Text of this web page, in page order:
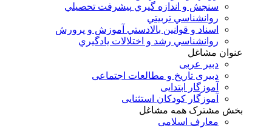
سنجش و اندازه گيري پيشرفت تحصيلي
روانشناسي تربيتي
اسناد و قوانين بالادستي آموزش و پرورش
روانشناسي رشد و اختلالات يادگيري
عنوان مشاغل
دبير عربی
دبیری تاریخ و مطالعات اجتماعی
آموزگار ابتدایی
آموزگار کودکان استثنایی
بخش مشترک همه مشاغل
معارف اسلامی